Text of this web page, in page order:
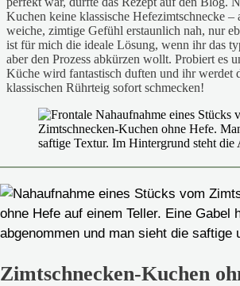
Kuchen keine klassische Hefezimtschnecke –
weiche, zimtige Gefühl erstaunlich nah, nur
ist für mich die ideale Lösung, wenn ihr das
aber den Prozess abkürzen wollt. Probiert es
Küche wird fantastisch duften und ihr werdet
klassischen Rührteig sofort schmecken!
Zimtschnecken-Kuchen